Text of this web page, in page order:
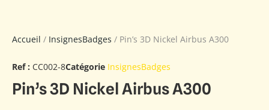
Accueil / InsignesBadges / Pin’s 3D Nickel Airbus A300
Ref : CC002-8Catégorie InsignesBadges
Pin’s 3D Nickel Airbus A300